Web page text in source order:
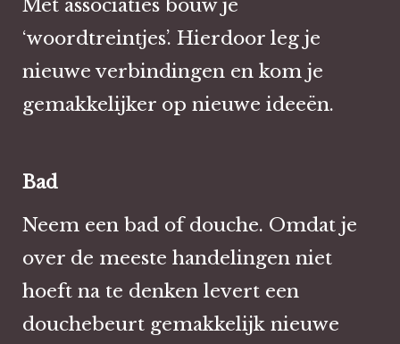
Met associaties bouw je
‘woordtreintjes’. Hierdoor leg je
nieuwe verbindingen en kom je
gemakkelijker op nieuwe ideeën.
Bad
Neem een bad of douche. Omdat je
over de meeste handelingen niet
hoeft na te denken levert een
douchebeurt gemakkelijk nieuwe